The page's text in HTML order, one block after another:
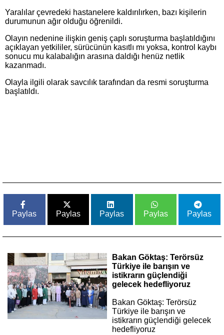
Yaralılar çevredeki hastanelere kaldırılırken, bazı kişilerin
durumunun ağır olduğu öğrenildi.
Olayın nedenine ilişkin geniş çaplı soruşturma başlatıldığını
açıklayan yetkililer, sürücünün kasıtlı mı yoksa, kontrol kaybı
sonucu mu kalabalığın arasına daldığı henüz netlik
kazanmadı.
Olayla ilgili olarak savcılık tarafından da resmi soruşturma
başlatıldı.
Paylas Paylas Paylas Paylas Paylas
Bakan Göktaş: Terörsüz
Türkiye ile barışın ve
istikrarın güçlendiği
gelecek hedefliyoruz
Bakan Göktaş: Terörsüz
Türkiye ile barışın ve
istikrarın güçlendiği gelecek
hedefliyoruz